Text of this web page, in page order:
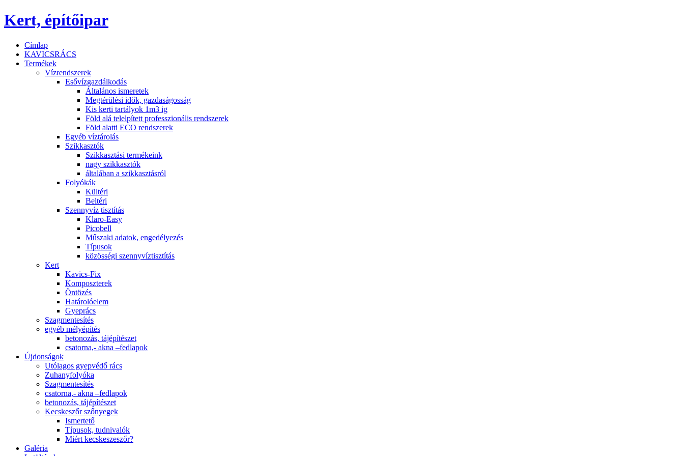
Kert, építőipar
Címlap
KAVICSRÁCS
Termékek
Vízrendszerek
Esővízgazdálkodás
Általános ismeretek
Megtérülési idők, gazdaságosság
Kis kerti tartályok 1m3 ig
Föld alá telelpített professzionális rendszerek
Föld alatti ECO rendszerek
Egyéb víztárolás
Szikkasztók
Szikkasztási termékeink
nagy szikkasztók
általában a szikkasztásról
Folyókák
Kültéri
Beltéri
Szennyvíz tisztítás
Klaro-Easy
Picobell
Műszaki adatok, engedélyezés
Típusok
közösségi szennyvíztisztítás
Kert
Kavics-Fix
Komposzterek
Öntözés
Határolóelem
Gyeprács
Szagmentesítés
egyéb mélyépítés
betonozás, tájépítészet
csatorna,- akna –fedlapok
Újdonságok
Utólagos gyepvédő rács
Zuhanyfolyóka
Szagmentesítés
csatorna,- akna –fedlapok
betonozás, tájépítészet
Kecskeszőr szőnyegek
Ismertető
Típusok, tudnivalók
Miért kecskeszeszőr?
Galéria